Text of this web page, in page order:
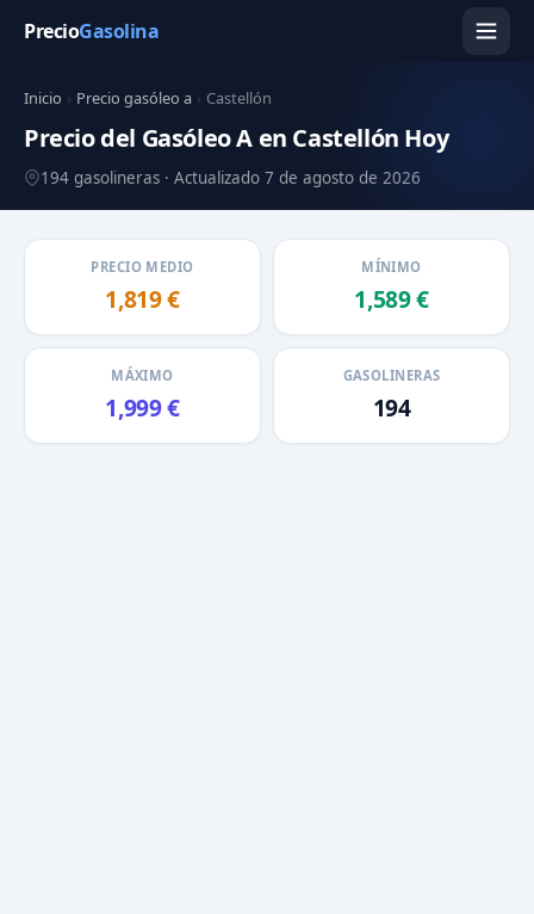
PrecioGasolina
Inicio › Precio gasóleo a › Castellón
Precio del Gasóleo A en Castellón Hoy
194 gasolineras · Actualizado 7 de agosto de 2026
PRECIO MEDIO
1,819 €
MÍNIMO
1,589 €
MÁXIMO
1,999 €
GASOLINERAS
194